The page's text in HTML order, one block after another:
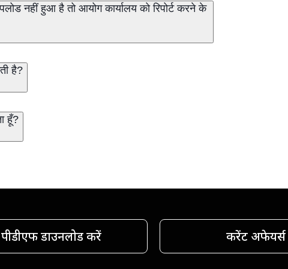
नहीं हुआ है तो आयोग कार्यालय को रिपोर्ट करने के
है?
हूँ?
पीडीएफ डाउनलोड करें करेंट अफेयर्स